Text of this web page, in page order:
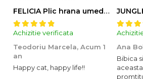
FELICIA Plic hrana umeda pentru pisici adulte, cu Miel, Set 12x85g
Achizitie verificata
Teodoriu Marcela, Acum 1
an
Happy cat, happy life!!
Ana
Bibica